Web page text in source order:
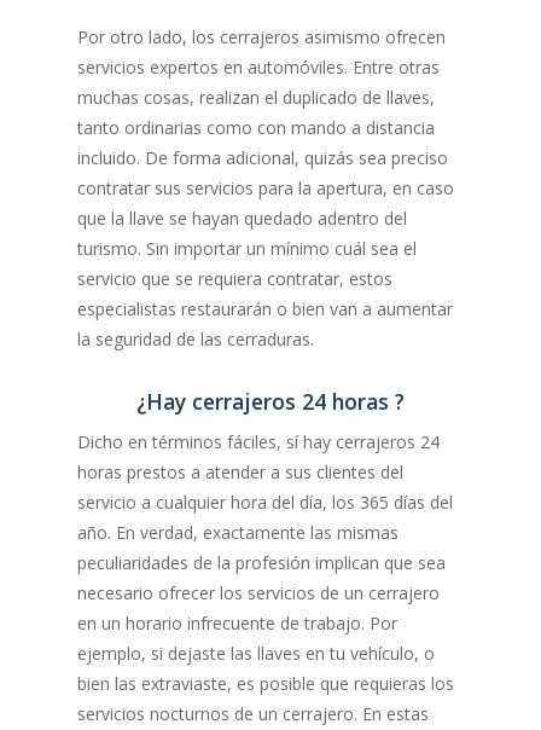
Por otro lado, los cerrajeros asimismo ofrecen
servicios expertos en automóviles. Entre otras
muchas cosas, realizan el duplicado de llaves,
tanto ordinarias como con mando a distancia
incluido. De forma adicional, quizás sea preciso
contratar sus servicios para la apertura, en caso
que la llave se hayan quedado adentro del
turismo. Sin importar un mínimo cuál sea el
servicio que se requiera contratar, estos
especialistas restaurarán o bien van a aumentar
la seguridad de las cerraduras.
¿Hay cerrajeros 24 horas ?
Dicho en términos fáciles, sí hay cerrajeros 24
horas prestos a atender a sus clientes del
servicio a cualquier hora del día, los 365 días del
año. En verdad, exactamente las mismas
peculiaridades de la profesión implican que sea
necesario ofrecer los servicios de un cerrajero
en un horario infrecuente de trabajo. Por
ejemplo, si dejaste las llaves en tu vehículo, o
bien las extraviaste, es posible que requieras los
servicios nocturnos de un cerrajero. En estas